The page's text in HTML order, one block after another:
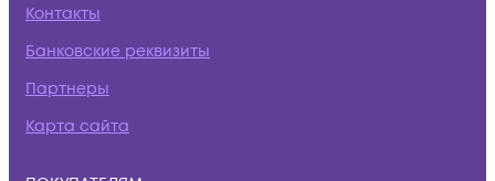
Контакты
Банковские реквизиты
Партнеры
Карта сайта